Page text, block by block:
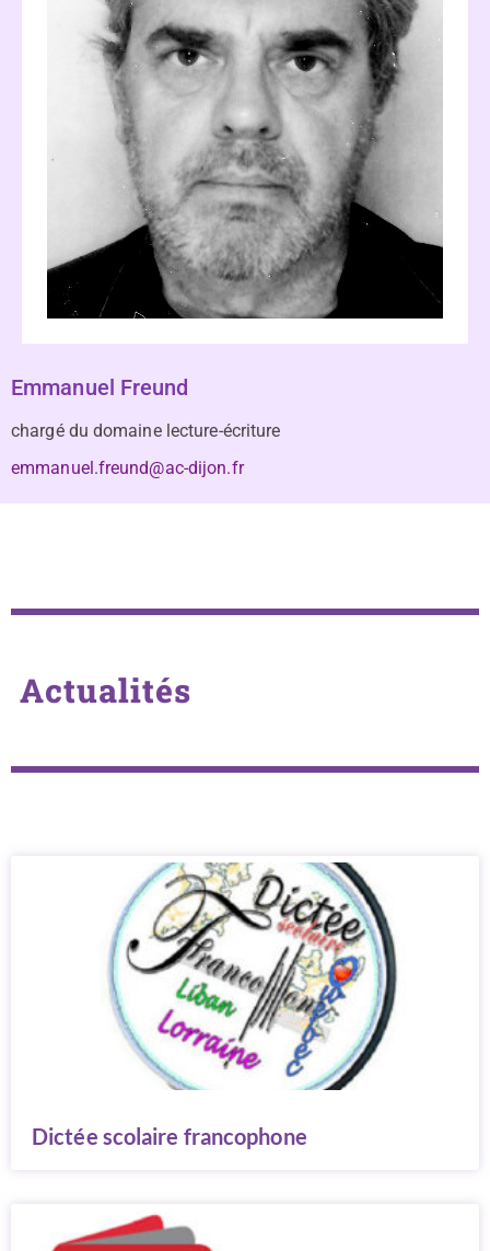
Emmanuel Freund
chargé du domaine lecture-écriture
emmanuel.freund@ac-dijon.fr
Actualités
Dictée scolaire francophone